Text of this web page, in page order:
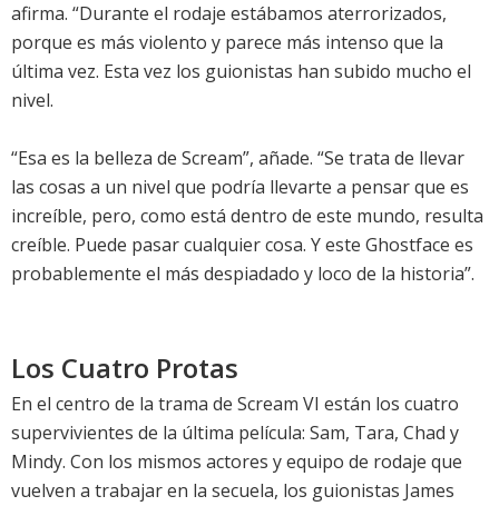
afirma. “Durante el rodaje estábamos aterrorizados,
porque es más violento y parece más intenso que la
última vez. Esta vez los guionistas han subido mucho el
nivel.
“Esa es la belleza de Scream”, añade. “Se trata de llevar
las cosas a un nivel que podría llevarte a pensar que es
increíble, pero, como está dentro de este mundo, resulta
creíble. Puede pasar cualquier cosa. Y este Ghostface es
probablemente el más despiadado y loco de la historia”.
Los Cuatro Protas
En el centro de la trama de Scream VI están los cuatro
supervivientes de la última película: Sam, Tara, Chad y
Mindy. Con los mismos actores y equipo de rodaje que
vuelven a trabajar en la secuela, los guionistas James